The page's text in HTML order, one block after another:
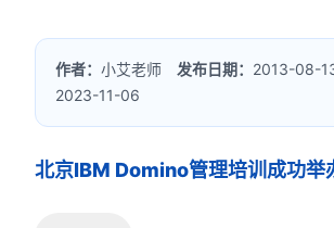
作者：小艾老师 发布日期： 2013-
2023-11-06
北京IBM Domino管理培训成功举